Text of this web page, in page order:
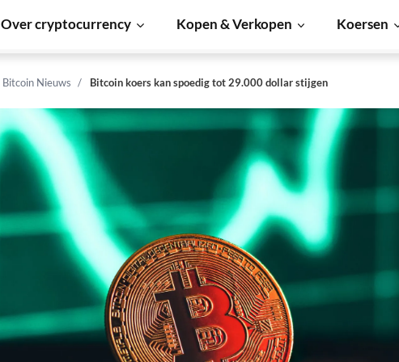
Over cryptocurrency Kopen & Verkopen Koersen
Bitcoin Nieuws Bitcoin koers kan spoedig tot 29.000 dollar stijgen